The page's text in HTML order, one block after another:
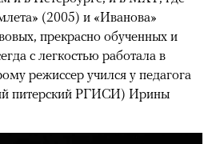
(2005) и «Иванова»
прекрасно обученных и
с легкостью работала в
режиссер учился у педагога
РГИСИ) Ирины